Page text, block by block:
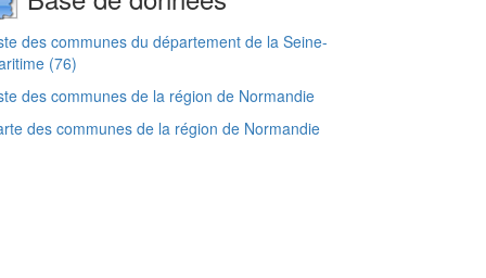
des communes du département de la Seine-
(76)
des communes de la région de Normandie
des communes de la région de Normandie